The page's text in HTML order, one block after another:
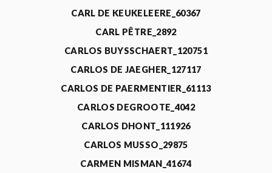
CARL DE KEUKELEERE_60367
CARL PÊTRE_2892
CARLOS BUYSSCHAERT_120751
CARLOS DE JAEGHER_127117
CARLOS DE PAERMENTIER_61113
CARLOS DEGROOTE_4042
CARLOS DHONT_111926
CARLOS MUSSO_29875
CARMEN MISMAN_41674